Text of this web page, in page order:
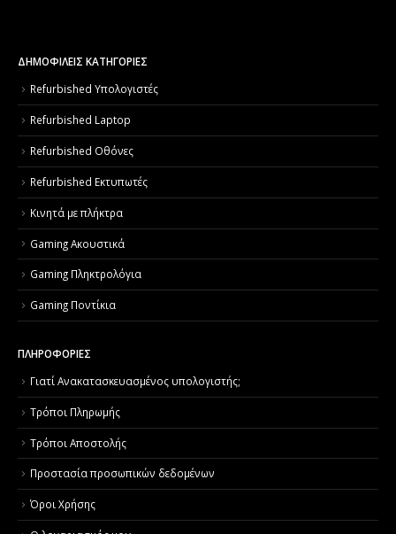
ΔΗΜΟΦΙΛΕΙΣ ΚΑΤΗΓΟΡΙΕΣ
Refurbished Υπολογιστές
Refurbished Laptop
Refurbished Οθόνες
Refurbished Εκτυπωτές
Κινητά με πλήκτρα
Gaming Ακουστικά
Gaming Πληκτρολόγια
Gaming Ποντίκια
ΠΛΗΡΟΦΟΡΙΕΣ
Γιατί Aνακατασκευασμένος υπολογιστής;
Τρόποι Πληρωμής
Τρόποι Αποστολής
Προστασία προσωπικών δεδομένων
Όροι Χρήσης